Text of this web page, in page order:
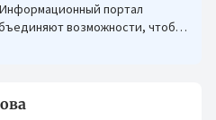
портал
возможности, чтобы